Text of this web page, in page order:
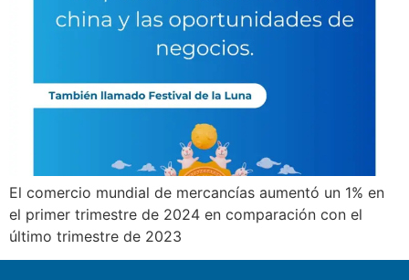
El comercio mundial de mercancías aumentó un 1% en
el primer trimestre de 2024 en comparación con el
último trimestre de 2023